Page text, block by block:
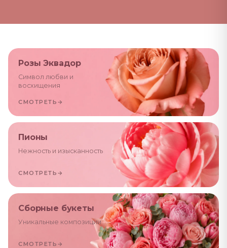
Розы Эквадор
Символ любви и
восхищения
СМОТРЕТЬ →
Пионы
Нежность и изысканность
СМОТРЕТЬ →
Сборные букеты
Уникальные композиции
СМОТРЕТЬ →